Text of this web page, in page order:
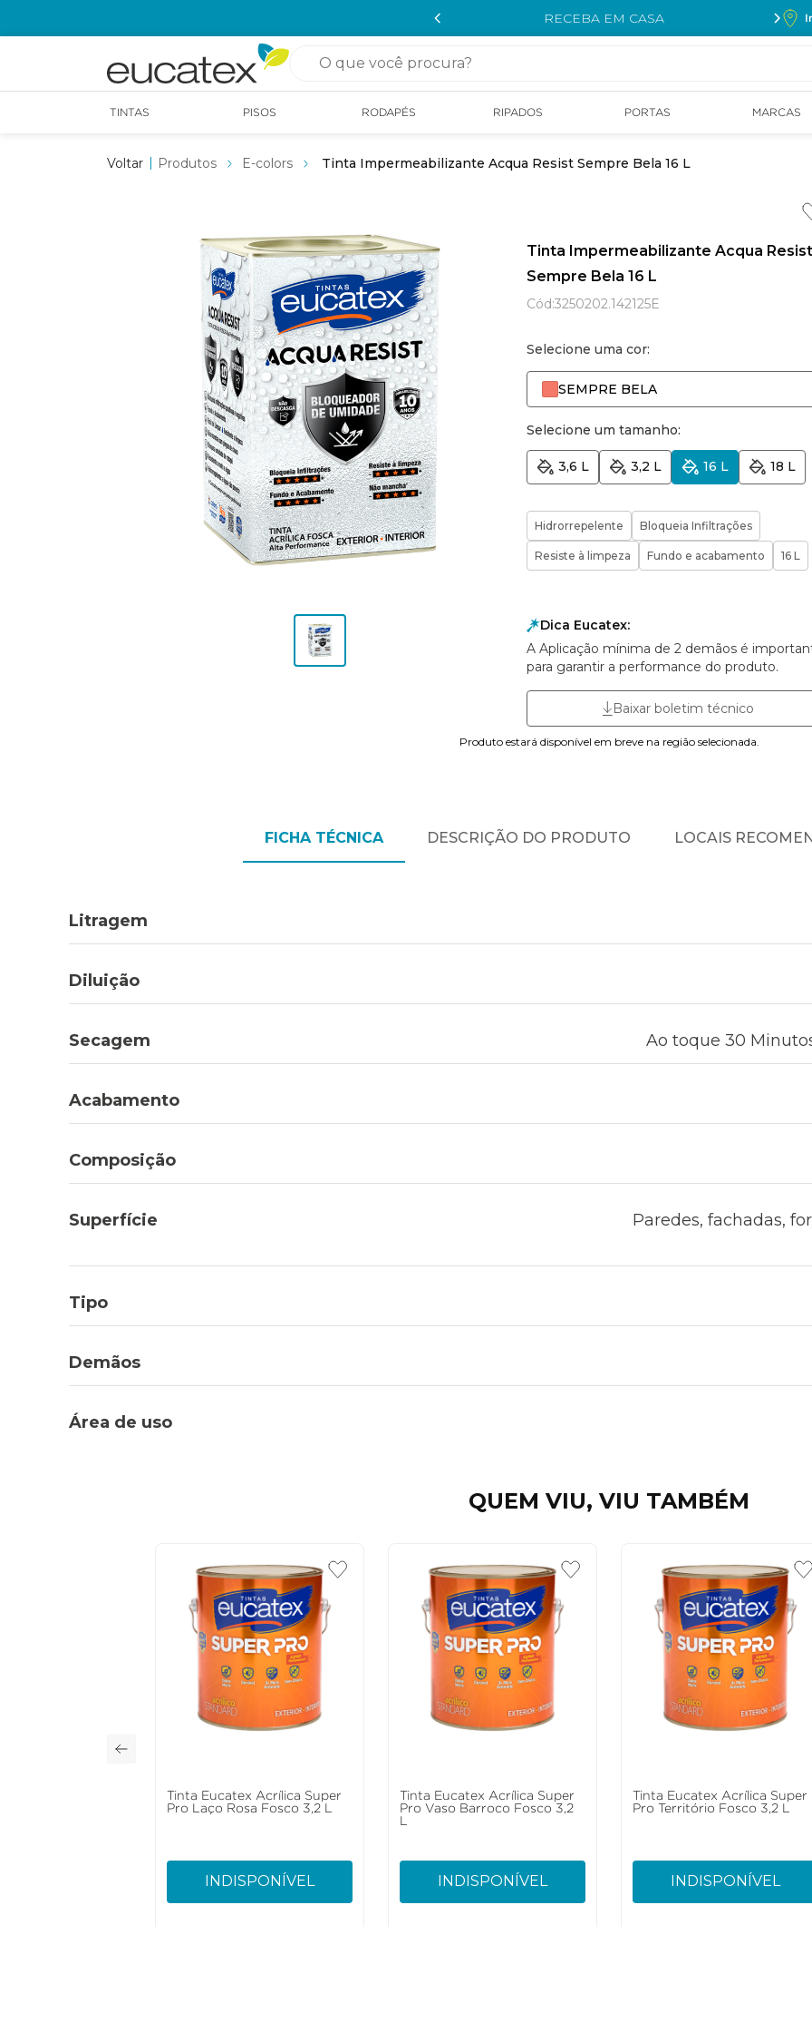
RECEBA EM CASA
O que você procura?
TINTAS PISOS RODAPÉS RIPADOS PORTAS MARCAS
Produtos E-colors Tinta Impermeabilizante Acqua Resist Sempre Bela 16 L
Tinta Impermeabilizante Acqua Resist
Sempre Bela 16 L
Cód:3250202.142125E
Selecione uma cor:
SEMPRE BELA
Selecione um tamanho:
3,6 L 3,2 L 16 L 18 L
Hidrorrepelente Bloqueia Infiltrações
Resiste à limpeza Fundo e acabamento 16 L
Dica Eucatex:
A Aplicação mínima de 2 demãos é
para garantir a performance do produto.
Baixar boletim técnico
Produto estará disponível em breve na região selecionada.
FICHA TÉCNICA DESCRIÇÃO DO PRODUTO LOCAIS
Litragem
Diluição
Secagem Ao toque 30
Acabamento
Composição
Superfície Paredes, fachadas,
Tipo
Demãos
Área de uso
QUEM VIU, VIU TAMBÉM
Tinta Eucatex Acrílica Super
Pro Laço Rosa Fosco 3,2 L
INDISPONÍVEL
Tinta Eucatex Acrílica Super
Pro Vaso Barroco Fosco 3,2
INDISPONÍVEL
Tinta Eucatex Acrílica Super
Pro Território Fosco 3,2 L
INDISPONÍVEL